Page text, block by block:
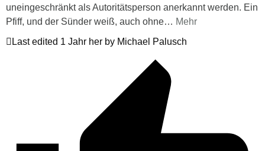
uneingeschränkt als Autoritätsperson anerkannt werden. Ein
Pfiff, und der Sünder weiß, auch ohne… Mehr
Last edited 1 Jahr her by Michael Palusch